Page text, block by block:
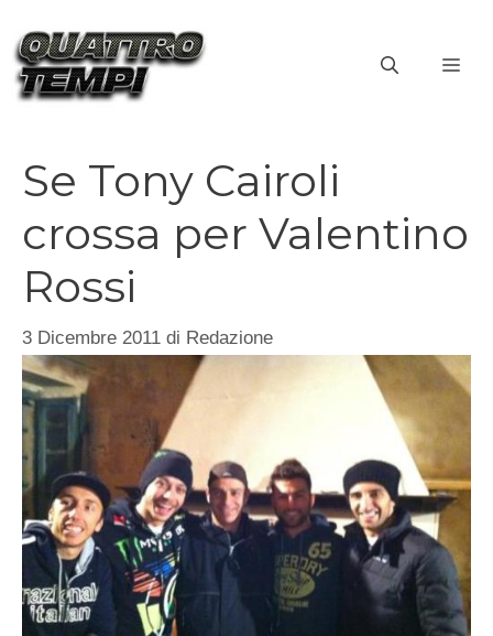
contenuto
Se Tony Cairoli
crossa per Valentino
Rossi
3 Dicembre 2011 di Redazione